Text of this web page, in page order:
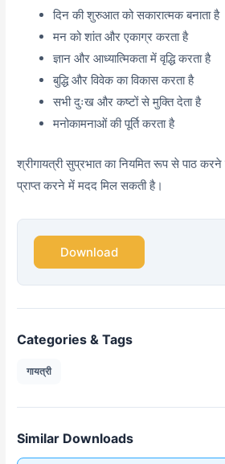
दिन की शुरुआत को सकारात्मक बनाता है
मन को शांत और एकाग्र करता है
ज्ञान और आध्यात्मिकता में वृद्धि करता है
बुद्धि और विवेक का विकास करता है
सभी दुःख और कष्टों से मुक्ति देता है
मनोकामनाओं की पूर्ति करता है
श्रीगायत्री सुप्रभात का नियमित रूप से पाठ
प्राप्त करने में मदद मिल सकती है।
Download
Categories & Tags
गायत्री
Similar Downloads